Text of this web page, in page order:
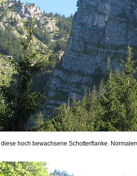
diese hoch bewachsene Schotterflanke.